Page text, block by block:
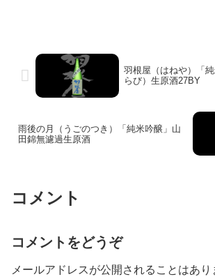
羽根屋（はねや）「
らび）生原酒27BY
雨後の月（うごのつき）「純米吟醸」山
田錦無濾過生原酒
コメント
コメントをどうぞ
メールアドレスが公開されることはあり